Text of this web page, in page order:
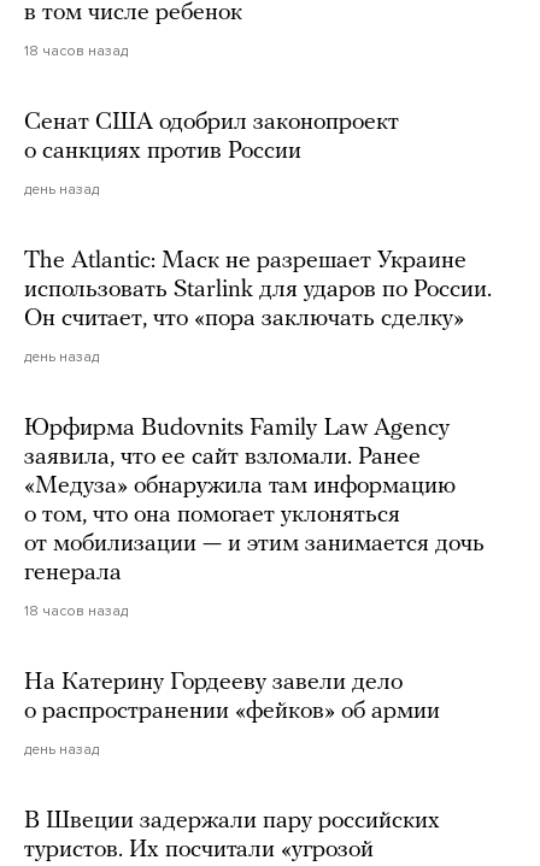
в том числе ребенок
18 часов назад
Сенат США одобрил законопроект
о санкциях против России
день назад
The Atlantic: Маск не разрешает Украине
использовать Starlink для ударов по России.
Он считает, что «пора заключать сделку»
день назад
Юрфирма Budovnits Family Law Agency
заявила, что ее сайт взломали. Ранее
«Медуза» обнаружила там информацию
о том, что она помогает уклоняться
от мобилизации — и этим занимается дочь
генерала
18 часов назад
На Катерину Гордееву завели дело
о распространении «фейков» об армии
день назад
В Швеции задержали пару российских
туристов. Их посчитали «угрозой